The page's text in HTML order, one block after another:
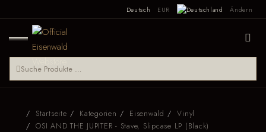
Deutsch EUR Ändern
Startseite Kategorien Eisenwald
Vinyl
OSI AND THE JUPITER - Stave, Slipcase LP (Black)